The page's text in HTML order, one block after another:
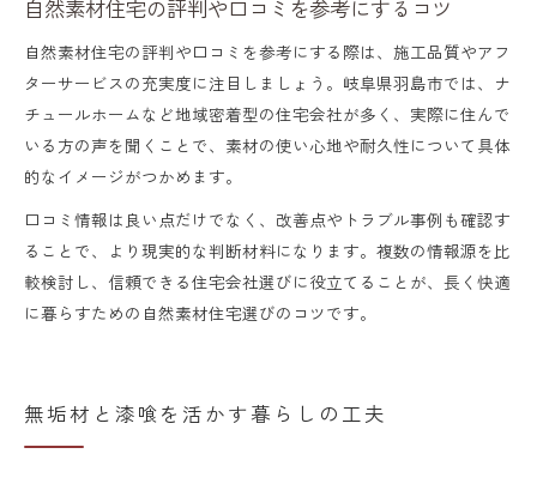
自然素材住宅の評判や口コミを参考にするコツ
自然素材住宅の評判や口コミを参考にする際は、施工品質やアフ
ターサービスの充実度に注目しましょう。岐阜県羽島市では、ナ
チュールホームなど地域密着型の住宅会社が多く、実際に住んで
いる方の声を聞くことで、素材の使い心地や耐久性について具体
的なイメージがつかめます。
口コミ情報は良い点だけでなく、改善点やトラブル事例も確認す
ることで、より現実的な判断材料になります。複数の情報源を比
較検討し、信頼できる住宅会社選びに役立てることが、長く快適
に暮らすための自然素材住宅選びのコツです。
無垢材と漆喰を活かす暮らしの工夫